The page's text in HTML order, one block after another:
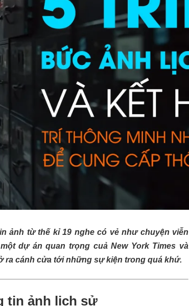
ảnh từ thế kỉ 19 nghe có vẻ như chuyện viễn
dự án quan trọng cuả New York Times và
ra cánh cửa tới những sự kiện trong quá khứ.
tin ảnh lịch sử